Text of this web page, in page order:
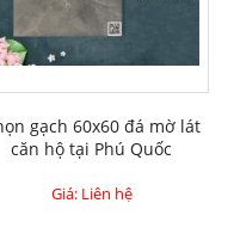
gạch 60x60 đá mờ lát
căn hộ tại Phú Quốc
Giá: Liên hệ